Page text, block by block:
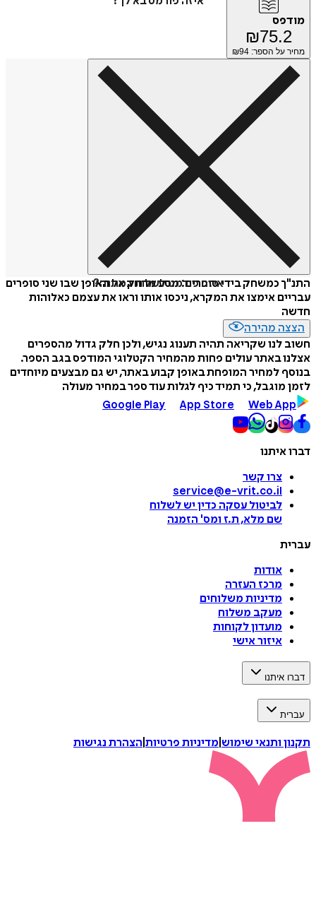
מודפס
₪75.2
מחיר על הספר: ₪ 94
איזה פורמט לשלוח כמתנה?
התנ"ך כמשחק בידי סופרים: מסע מרתק אל האופן שבו שני סופרים
עבריים אימצו את המקרא, ניכסו אותו וראו את עצמם כאלוהות
חדשה
הצצה מהירה
חשוב לנו שקריאה תהיה תענוג נגיש, ולכן חלק גדול מהספרים
אצלנו באתר עולים פחות מהמחיר הקטלוגי המודפס בגב הספר.
בנוסף למחיר המופחת באופן קבוע באתר, יש גם מבצעים מיוחדים
לזמן מוגבל, כי תמיד כיף לגלות עוד ספר במחיר מעולה
Google Play
App Store Web App
דברו איתנו
צרו קשר
service@e-vrit.co.il
לביטול עסקה כדין יש לשלוח
שם מלא, ת.ז ומס' הזמנה
עברית
אודות
מרכז העזרה
מדיניות משלוחים
מעקב משלוח
מועדון לקוחות
איזור אישי
דברו איתנו
עברית
תקנון ותנאי שימוש מדיניות פרטיות הצהרת נגישות